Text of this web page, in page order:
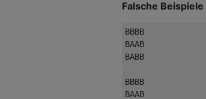
ABABABABABAB
BAAAAABB
BBAAABBB
BBBABBBB
BBBABBBB
Falsche Beispiele
BBBB
BAAB
BABB
BBBB
BAAB